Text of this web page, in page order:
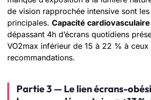
de vision rapprochée intensive sont
principales. Capacité cardiovasculaire
dépassant 4h d’écrans quotidiens
VO2max inférieur de 15 à 22 % à
recommandations.
Partie 3 — Le lien écrans-